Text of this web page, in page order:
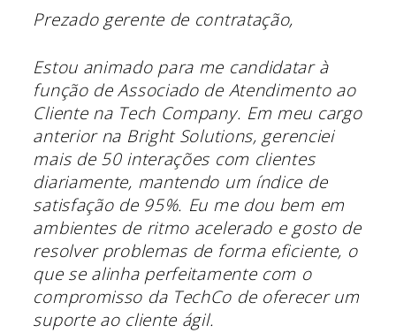
Prezado gerente de contratação,
Estou animado para me candidatar à
função de Associado de Atendimento ao
Cliente na Tech Company. Em meu cargo
anterior na Bright Solutions, gerenciei
mais de 50 interações com clientes
diariamente, mantendo um índice de
satisfação de 95%. Eu me dou bem em
ambientes de ritmo acelerado e gosto de
resolver problemas de forma eficiente, o
que se alinha perfeitamente com o
compromisso da TechCo de oferecer um
suporte ao cliente ágil.